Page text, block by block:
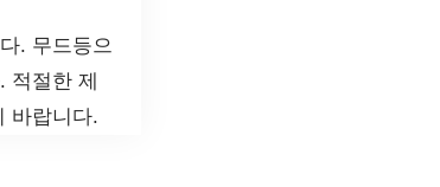
. 무드등으
절한 제
바랍니다.